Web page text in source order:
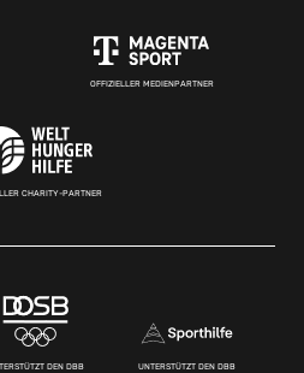
OFFIZIELLER MEDIENPARTNER
CHARITY-PARTNER
DEN DBB UNTERSTÜTZT DEN DBB